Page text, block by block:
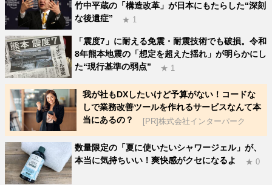
竹中平蔵の「構造改革」が日本にもたらした“深刻
な後遺症”
★ 1
「震度7」に耐える免震・耐震技術でも破損。令和
8年熊本地震の「想定を超えた揺れ」が明らかにし
た“現行基準の弱点”
★ 1
我が社もDXしたいけど予算がない！コードな
しで業務改善ツールを作れるサービスなんて本
当にあるの？
[PR]株式会社インターパーク
数量限定の「夏に使いたいシャワージェル」が、
本当に気持ちいい！爽快感がクセになるよ
★ 0